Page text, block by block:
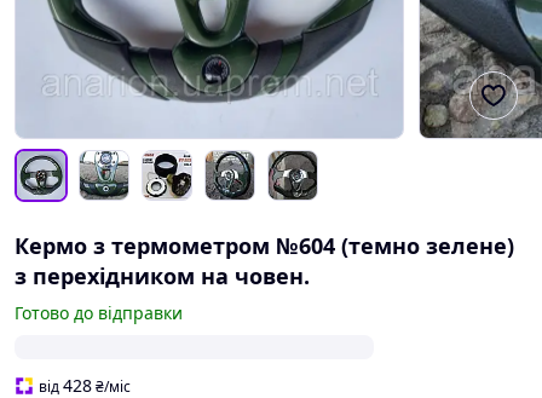
Кермо з термометром №604 (темно зелене)
з перехідником на човен.
Готово до відправки
від428₴/міс